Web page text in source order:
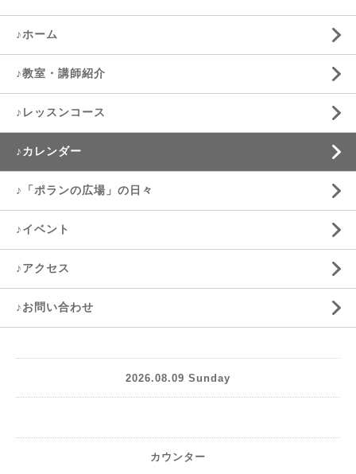
♪ホーム
♪教室・講師紹介
♪レッスンコース
♪カレンダー
♪「ポランの広場」の日々
♪イベント
♪アクセス
♪お問い合わせ
2026.08.09 Sunday
カウンター